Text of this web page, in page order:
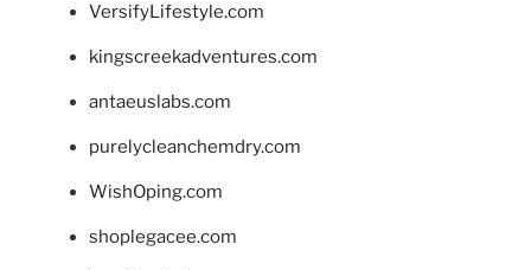
VersifyLifestyle.com
kingscreekadventures.com
antaeuslabs.com
purelycleanchemdry.com
WishOping.com
shoplegacee.com